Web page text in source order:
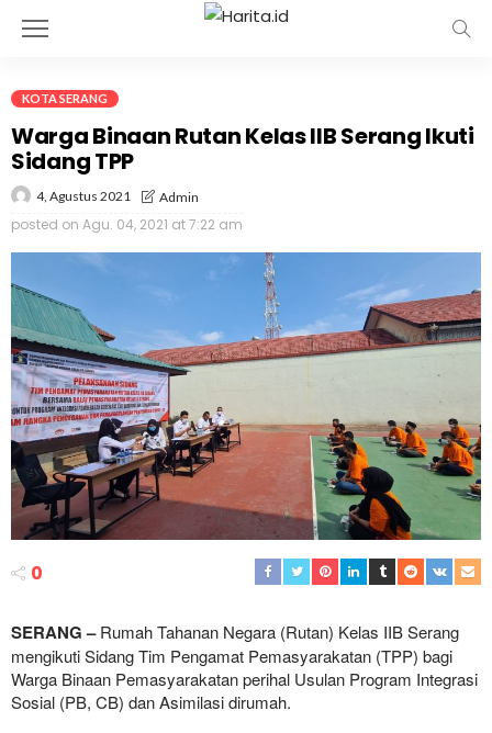
KOTA SERANG
Warga Binaan Rutan Kelas IIB Serang Ikuti
Sidang TPP
4, Agustus 2021 Admin
posted on Agu. 04, 2021 at 7:22 am
0
SERANG –Rumah Tahanan Negara (Rutan) Kelas IIB Serang
mengikuti Sidang Tim Pengamat Pemasyarakatan (TPP) bagi
Warga Binaan Pemasyarakatan perihal Usulan Program Integrasi
Sosial (PB, CB) dan Asimilasi dirumah.